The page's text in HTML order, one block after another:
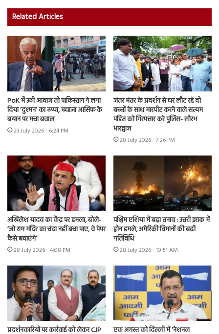
Related Articles
PoK में उठी आवाज तो पाकिस्तान ने लगा
दिया ‘दुश्मन’ का ठप्पा, ख्वाजा आसिफ के
बयान पर मचा बवाल
29 July 2026 - 6:24 PM
जंतर मंतर के प्रदर्शन से घर लौट रहे दो
बच्चों के साथ मारपीट करने वाले सत्यम
पंडित को गिरफ्तार करे पुलिस- सौरभ
भारद्वाज
28 July 2026 - 7:26 PM
अखिलेश यादव का केंद्र पर हमला, बोले-
‘जो राम मंदिर का चंदा नहीं बचा पाए, वे पेपर
कैसे बचाएंगे’
28 July 2026 - 4:08 PM
पश्चिम एशिया में बढ़ा तनाव : उत्तरी इराक में
ड्रोन हमले, अमेरिकी विमानों की बढ़ी
गतिविधि
28 July 2026 - 10:51 AM
प्रदर्शनकारियों पर कार्रवाई को लेकर CJP
एक अगस्त को दिल्ली में ‘नेशनल